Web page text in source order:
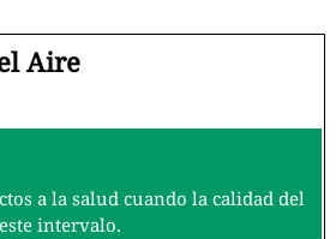
Aire
a la salud cuando la calidad del
intervalo.